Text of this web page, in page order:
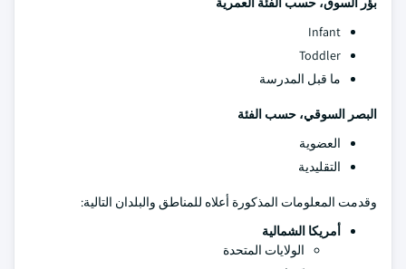
Infant
Toddler
ما قبل المدرسة
البصر السوقي، حسب الفئة
العضوية
التقليدية
وقدمت المعلومات المذكورة أعلاه للمناطق والبلدان التالية:
أمريكا الشمالية
الولايات المتحدة